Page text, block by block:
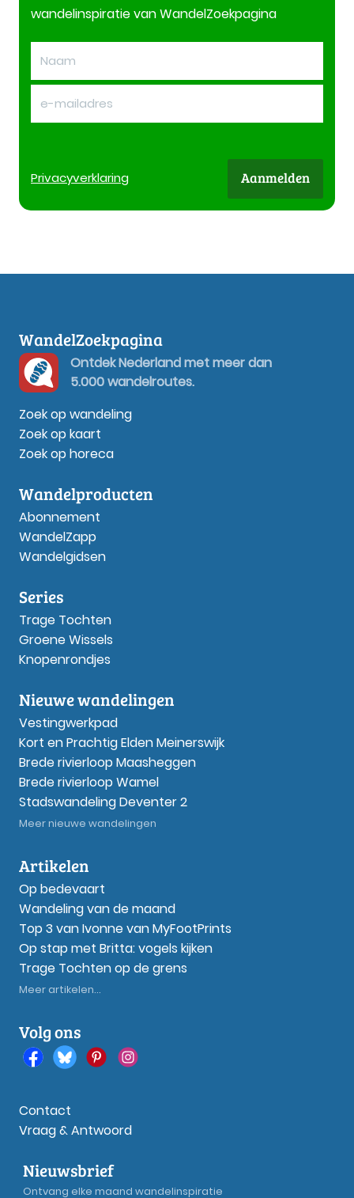
wandelinspiratie van WandelZoekpagina
Privacyverklaring Aanmelden
WandelZoekpagina
Ontdek Nederland met meer dan
5.000 wandelroutes.
Zoek op wandeling
Zoek op kaart
Zoek op horeca
Wandelproducten
Abonnement
WandelZapp
Wandelgidsen
Series
Trage Tochten
Groene Wissels
Knopenrondjes
Nieuwe wandelingen
Vestingwerkpad
Kort en Prachtig Elden Meinerswijk
Brede rivierloop Maasheggen
Brede rivierloop Wamel
Stadswandeling Deventer 2
Meer nieuwe wandelingen
Artikelen
Op bedevaart
Wandeling van de maand
Top 3 van Ivonne van MyFootPrints
Op stap met Britta: vogels kijken
Trage Tochten op de grens
Meer artikelen...
Volg ons
Contact
Vraag & Antwoord
Nieuwsbrief
Ontvang elke maand wandelinspiratie